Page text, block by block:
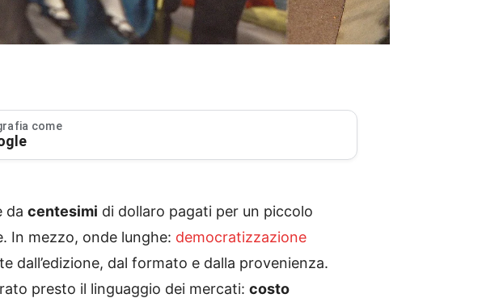
come
da centesimi di dollaro pagati per un piccolo
In mezzo, onde lunghe: democratizzazione
dall’edizione, dal formato e dalla provenienza.
presto il linguaggio dei mercati: costo